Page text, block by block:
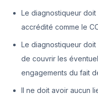
Le diagnostiqueur
accrédité comme le
Le diagnostiqueur
de couvrir les
engagements du fait
Il ne doit avoir aucun